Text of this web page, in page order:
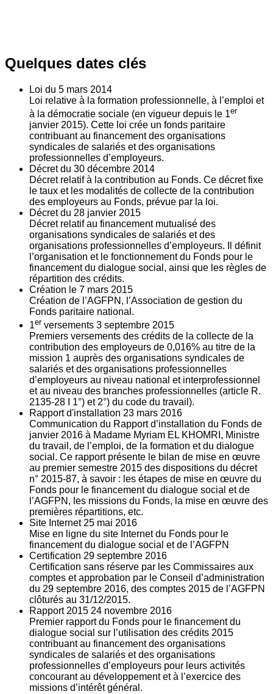
Quelques dates clés
Loi du 5 mars 2014
Loi relative à la formation professionnelle, à l’emploi et
à la démocratie sociale (en vigueur depuis le 1er
janvier 2015). Cette loi crée un fonds paritaire
contribuant au financement des organisations
syndicales de salariés et des organisations
professionnelles d’employeurs.
Décret du 30 décembre 2014
Décret relatif à la contribution au Fonds. Ce décret fixe
le taux et les modalités de collecte de la contribution
des employeurs au Fonds, prévue par la loi.
Décret du 28 janvier 2015
Décret relatif au financement mutualisé des
organisations syndicales de salariés et des
organisations professionnelles d’employeurs. Il définit
l’organisation et le fonctionnement du Fonds pour le
financement du dialogue social, ainsi que les règles de
répartition des crédits.
Création le 7 mars 2015
Création de l’AGFPN, l’Association de gestion du
Fonds paritaire national.
1er versements 3 septembre 2015
Premiers versements des crédits de la collecte de la
contribution des employeurs de 0,016% au titre de la
mission 1 auprès des organisations syndicales de
salariés et des organisations professionnelles
d’employeurs au niveau national et interprofessionnel
et au niveau des branches professionnelles (article R.
2135‐28 I 1°) et 2°) du code du travail).
Rapport d'installation 23 mars 2016
Communication du Rapport d’installation du Fonds de
janvier 2016 à Madame Myriam EL KHOMRI, Ministre
du travail, de l’emploi, de la formation et du dialogue
social. Ce rapport présente le bilan de mise en œuvre
au premier semestre 2015 des dispositions du décret
n° 2015-87, à savoir : les étapes de mise en œuvre du
Fonds pour le financement du dialogue social et de
l’AGFPN, les missions du Fonds, la mise en œuvre des
premières répartitions, etc.
Site Internet 25 mai 2016
Mise en ligne du site Internet du Fonds pour le
financement du dialogue social et de l’AGFPN
Certification 29 septembre 2016
Certification sans réserve par les Commissaires aux
comptes et approbation par le Conseil d’administration
du 29 septembre 2016, des comptes 2015 de l’AGFPN
clôturés au 31/12/2015.
Rapport 2015 24 novembre 2016
Premier rapport du Fonds pour le financement du
dialogue social sur l’utilisation des crédits 2015
contribuant au financement des organisations
syndicales de salariés et des organisations
professionnelles d’employeurs pour leurs activités
concourant au développement et à l’exercice des
missions d’intérêt général.